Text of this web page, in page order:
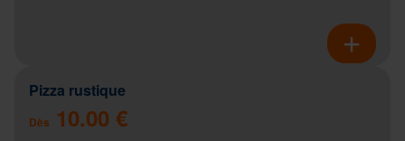
Pizza rustique
Dès 10.00 €